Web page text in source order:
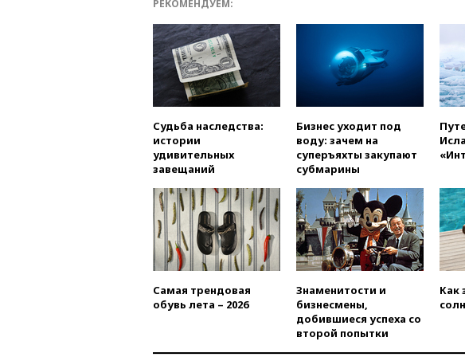
РЕКОМЕНДУЕМ:
Судьба наследства:
истории
удивительных
завещаний
Бизнес уходит под
воду: зачем на
суперъяхты закупают
субмарины
Самая трендовая
обувь лета – 2026
Знаменитости и
бизнесмены,
добившиеся успеха со
второй попытки
Как